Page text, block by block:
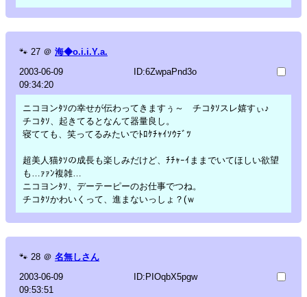
🐾 27 ＠ 海◆o.i.i.Y.a.
2003-06-09
09:34:20
ID:6ZwpaPnd3o
ニコヨンﾀｿの幸せが伝わってきますぅ～ チコﾀｿスレ嬉すぃ♪
チコﾀｿ、起きてるとなんて器量良し。
寝てても、笑ってるみたいでﾄﾛｹﾁｬｲｿｳﾃﾞﾂ
超美人猫ﾀｿの成長も楽しみだけど、ﾁﾁｬｰｲままでいてほしい欲望
も…ｧｧﾝ複雑…
ニコヨンﾀｿ、デーテーピーのお仕事でつね。
チコﾀｿかわいくって、進まないっしょ？(ｗ
🐾 28 ＠ 名無しさん
2003-06-09
09:53:51
ID:PIOqbX5pgw